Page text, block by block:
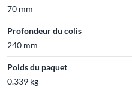
70 mm
Profondeur du colis
240 mm
Poids du paquet
0.339 kg